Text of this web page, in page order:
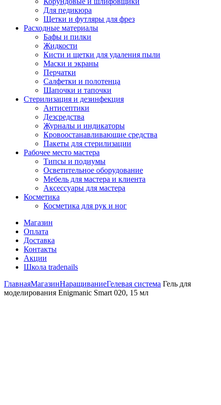
Для педикюра
Щетки и футляры для фрез
Расходные материалы
Бафы и пилки
Жидкости
Кисти и щетки для удаления пыли
Маски и экраны
Перчатки
Салфетки и полотенца
Шапочки и тапочки
Стерилизация и дезинфекция
Антисептики
Дезсредства
Журналы и индикаторы
Кровоостанавливающие средства
Пакеты для стерилизации
Рабочее место мастера
Типсы и подиумы
Осветительное оборудование
Мебель для мастера и клиента
Аксессуары для мастера
Косметика
Косметика для рук и ног
Магазин
Оплата
Доставка
Контакты
Акции
Школа tradenails
ГлавнаяМагазинНаращиваниеГелевая система Гель для
моделирования Enigmanic Smart 020, 15 мл